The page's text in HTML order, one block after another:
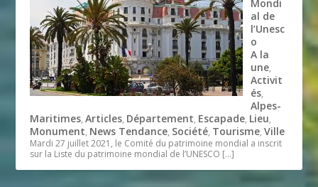
Mondi
al de
l’Unesc
o
A la
une,
Activit
és,
Alpes-
Maritimes,Articles, Département, Escapade, Lieu,
Monument, News Tendance, Société, Tourisme,Ville
Mardi 27 juillet 2021, le Comité du patrimoine mondial a inscrit
sur la Liste du patrimoine mondial de l’UNESCO […]